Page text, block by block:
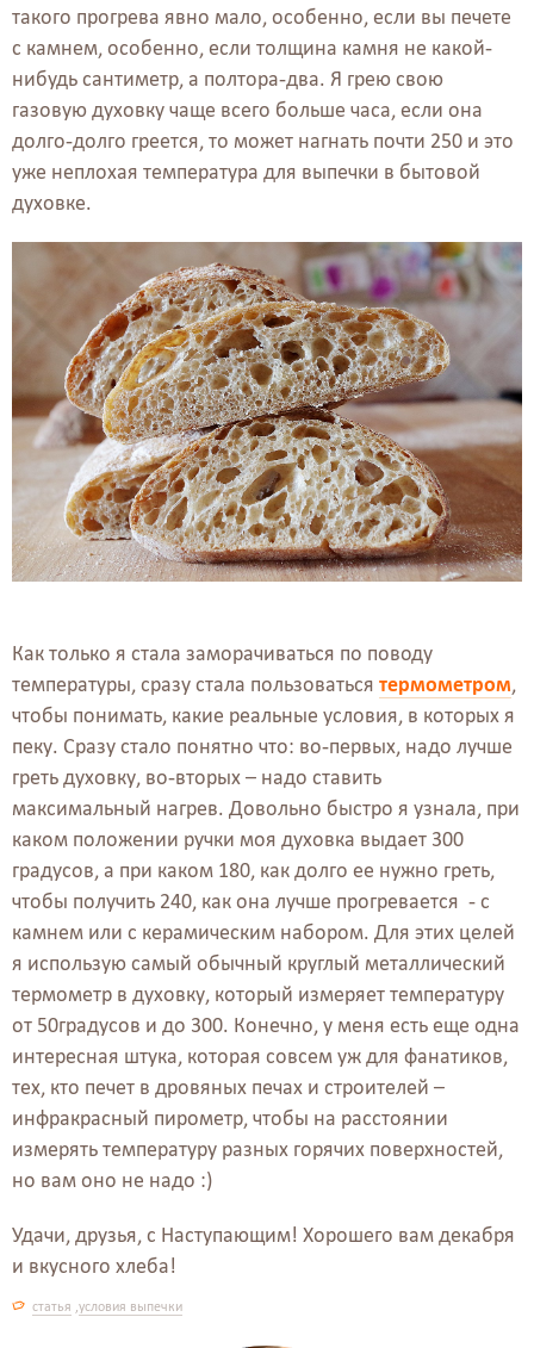
такого прогрева явно мало, особенно, если вы печете
с камнем, особенно, если толщина камня не какой-
нибудь сантиметр, а полтора-два. Я грею свою
газовую духовку чаще всего больше часа, если она
долго-долго греется, то может нагнать почти 250 и это
уже неплохая температура для выпечки в бытовой
духовке.
Как только я стала заморачиваться по поводу
температуры, сразу стала пользоваться термометром,
чтобы понимать, какие реальные условия, в которых я
пеку. Сразу стало понятно что: во-первых, надо лучше
греть духовку, во-вторых – надо ставить
максимальный нагрев. Довольно быстро я узнала, при
каком положении ручки моя духовка выдает 300
градусов, а при каком 180, как долго ее нужно греть,
чтобы получить 240, как она лучше прогревается - с
камнем или с керамическим набором. Для этих целей
я использую самый обычный круглый металлический
термометр в духовку, который измеряет температуру
от 50градусов и до 300. Конечно, у меня есть еще одна
интересная штука, которая совсем уж для фанатиков,
тех, кто печет в дровяных печах и строителей –
инфракрасный пирометр, чтобы на расстоянии
измерять температуру разных горячих поверхностей,
но вам оно не надо :)
Удачи, друзья, с Наступающим! Хорошего вам декабря
и вкусного хлеба!
статья ,условия выпечки